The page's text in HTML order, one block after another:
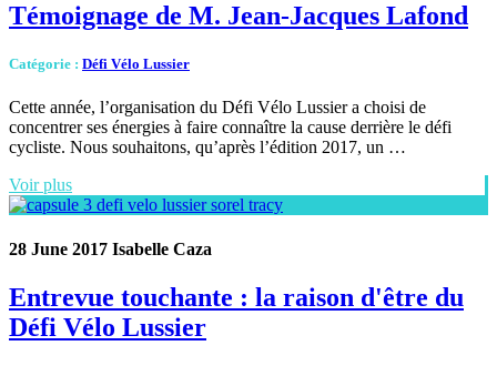
Témoignage de M. Jean-Jacques Lafond
Catégorie : Défi Vélo Lussier
Cette année, l’organisation du Défi Vélo Lussier a choisi de
concentrer ses énergies à faire connaître la cause derrière le défi
cycliste. Nous souhaitons, qu’après l’édition 2017, un …
Voir plus
28 June 2017 Isabelle Caza
Entrevue touchante : la raison d'être du
Défi Vélo Lussier